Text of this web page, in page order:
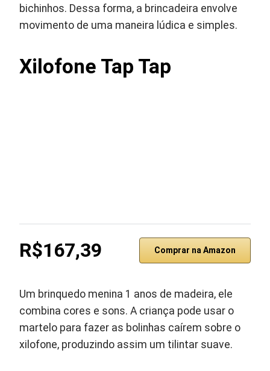
bichinhos. Dessa forma, a brincadeira envolve
movimento de uma maneira lúdica e simples.
Xilofone Tap Tap
R$167,39 Comprar na Amazon
Um brinquedo menina 1 anos de madeira, ele
combina cores e sons. A criança pode usar o
martelo para fazer as bolinhas caírem sobre o
xilofone, produzindo assim um tilintar suave.